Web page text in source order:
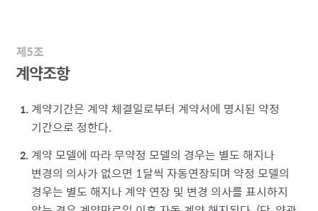
제5조
계약조항
계약기간은 계약 체결일로부터 계약서에 명시된 약정
기간으로 정한다.
계약 모델에 따라 무약정 모델의 경우는 별도 해지나
변경의 의사가 없으면 1달씩 자동연장되며 약정 모델의
경우는 별도 해지나 계약 연장 및 변경 의사를 표시하지